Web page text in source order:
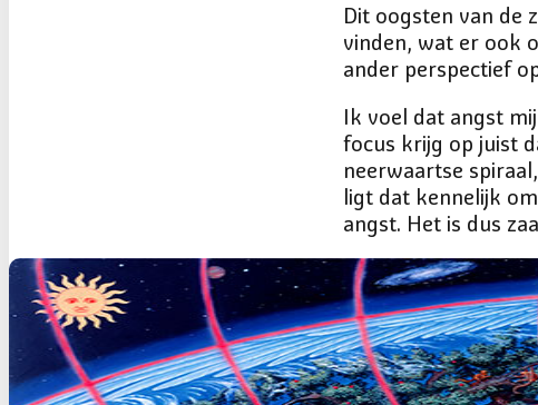
Dit oogsten van de
vinden, wat er ook
ander perspectief
Ik voel dat angst
focus krijg op juist
neerwaartse
ligt dat kennelijk
angst. Het is dus